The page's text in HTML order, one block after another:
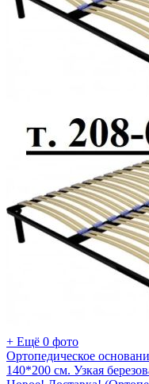
+ Ещё 0 фото
Ортопедическое
140*200 см. Узкая